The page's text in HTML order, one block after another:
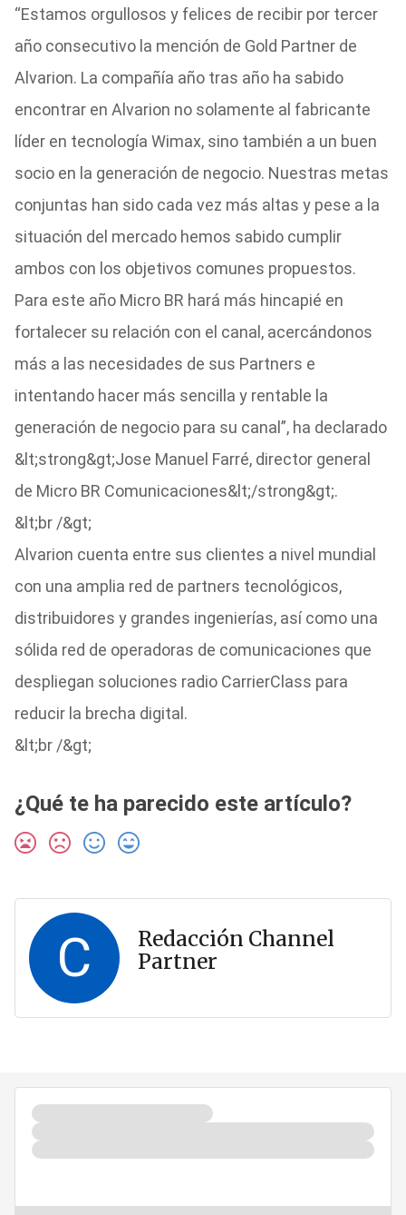
“Estamos orgullosos y felices de recibir por tercer
año consecutivo la mención de Gold Partner de
Alvarion. La compañía año tras año ha sabido
encontrar en Alvarion no solamente al fabricante
líder en tecnología Wimax, sino también a un buen
socio en la generación de negocio. Nuestras metas
conjuntas han sido cada vez más altas y pese a la
situación del mercado hemos sabido cumplir
ambos con los objetivos comunes propuestos.
Para este año Micro BR hará más hincapié en
fortalecer su relación con el canal, acercándonos
más a las necesidades de sus Partners e
intentando hacer más sencilla y rentable la
generación de negocio para su canal”, ha declarado
&lt;strong&gt;Jose Manuel Farré, director general
de Micro BR Comunicaciones&lt;/strong&gt;.
&lt;br /&gt;
Alvarion cuenta entre sus clientes a nivel mundial
con una amplia red de partners tecnológicos,
distribuidores y grandes ingenierías, así como una
sólida red de operadoras de comunicaciones que
despliegan soluciones radio CarrierClass para
reducir la brecha digital.
&lt;br /&gt;
¿Qué te ha parecido este artículo?
C
Redacción Channel
Partner